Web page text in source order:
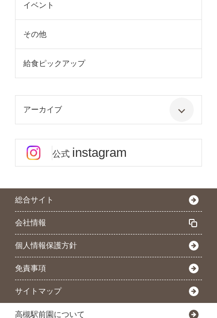
イベント
その他
給食ピックアップ
アーカイブ
公式 instagram
総合サイト
会社情報
個人情報保護方針
免責事項
サイトマップ
高槻駅前園について